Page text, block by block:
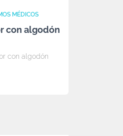
MÉDICOS
con algodón
con algodón